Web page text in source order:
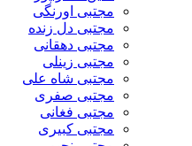
مجتبی اورنگی
مجتبی دل زنده
مجتبی دهقانی
مجتبی زینلی
مجتبی شاه علی
مجتبی صفری
مجتبی فغانی
مجتبی کبیری